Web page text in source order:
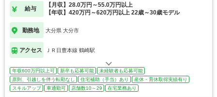
給与
【月収】28.0万円～55.0万円以上
【年収】420万円～620万円以上 22歳～30歳モデル
勤務地 大分県 大分市
アクセス ＪＲ日豊本線 鶴崎駅
年収600万円以上可 新卒も応募可能
未経験者も応募可能
原則、引越しを伴う転勤なし
住宅補助（手当）あり
産休・育休取得実績有り
スキルアップ
車通勤可 店舗数10～29 在宅業務あり